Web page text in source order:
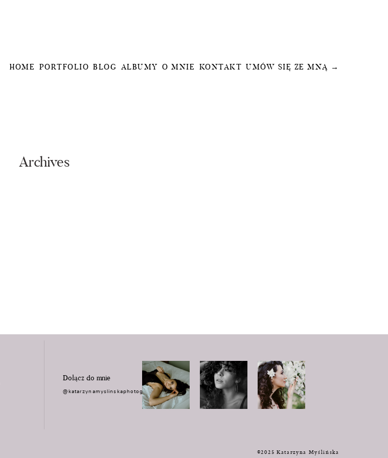
HOME PORTFOLIO BLOG ALBUMY O MNIE KONTAKT UMÓW SIĘ ZE MNĄ →
Archives
Dołącz do mnie
@katarzynamyslinskaphotography
©2025 Katarzyna Myślińska